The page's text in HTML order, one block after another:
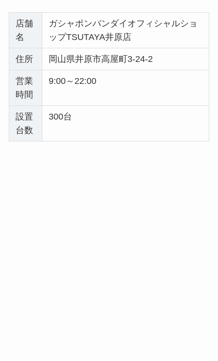
店舗
名
ガシャポンバンダイオフィシャルショ
ップTSUTAYA井原店
住所 岡山県井原市高屋町3-24-2
営業
時間
9:00～22:00
設置
台数
300台